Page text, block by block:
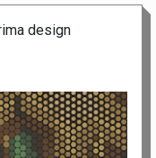
design